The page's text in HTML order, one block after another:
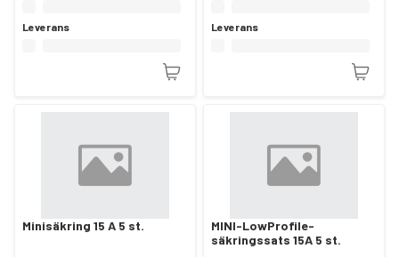
Leverans Leverans
Minisäkring 15 A 5 st.
MINI-LowProfile-
säkringssats 15A 5 st.